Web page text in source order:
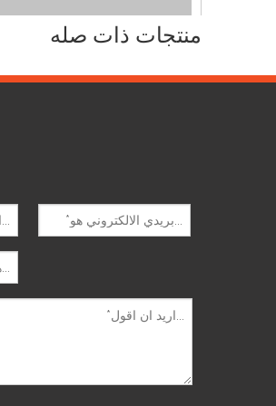
منتجات ذات صله